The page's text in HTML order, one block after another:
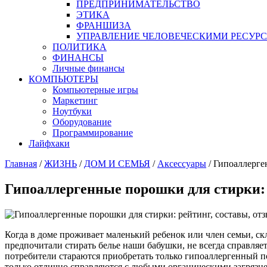
ПРЕДПРИНИМАТЕЛЬСТВО
ЭТИКА
ФРАНШИЗА
УПРАВЛЕНИЕ ЧЕЛОВЕЧЕСКИМИ
ПОЛИТИКА
ФИНАНСЫ
Личные финансы
КОМПЬЮТЕРЫ
Компьютерные игры
Маркетинг
Ноутбуки
Оборудование
Программирование
Лайфхаки
Главная /ЖИЗНЬ / ДОМ И СЕМЬЯ / Аксессуары /
Гипоаллергенные порошки для
Когда в доме проживает маленький ребенок или член семьи,
предпочитали стирать белье наши бабушки, не всегда
потребители стараются приобретать только